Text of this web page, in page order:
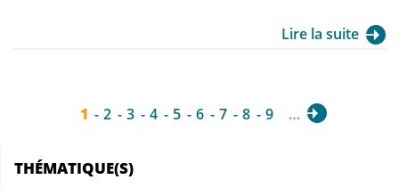
Lire la suite
1 2 3 4 5 6 7 8 9 …
THÉMATIQUE(S)